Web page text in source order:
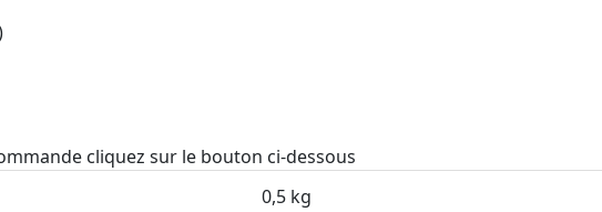
cliquez sur le bouton ci-dessous
0,5 kg